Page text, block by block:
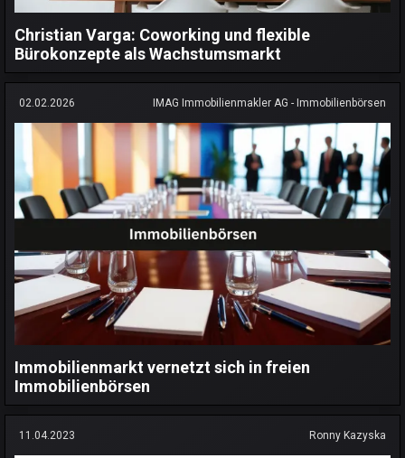
Christian Varga: Coworking und flexible
Bürokonzepte als Wachstumsmarkt
02.02.2026 IMAG Immobilienmakler AG - Immobilienbörsen
Immobilienmarkt vernetzt sich in freien
Immobilienbörsen
11.04.2023 Ronny Kazyska